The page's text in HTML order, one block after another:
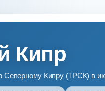
Кипр
Северному Кипру (ТРСК) в